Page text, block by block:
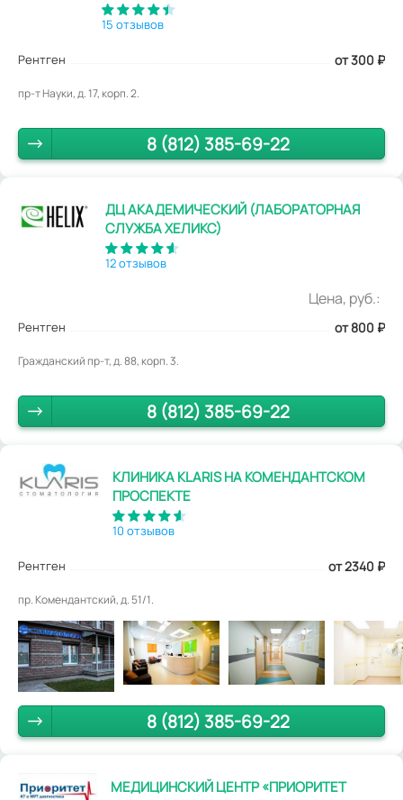
15 отзывов
Рентген от 300 ₽
пр-т Науки, д. 17, корп. 2.
8 (812) 385-69-22
ДЦ АКАДЕМИЧЕСКИЙ (ЛАБОРАТОРНАЯ
СЛУЖБА ХЕЛИКС)
12 отзывов
Цена, руб.:
Рентген от 800 ₽
Гражданский пр-т, д. 88, корп. 3.
8 (812) 385-69-22
КЛИНИКА KLARIS НА КОМЕНДАНТСКОМ
ПРОСПЕКТЕ
10 отзывов
Рентген от 2340 ₽
пр. Комендантский, д. 51/1.
8 (812) 385-69-22
МЕДИЦИНСКИЙ ЦЕНТР «ПРИОРИТЕТ